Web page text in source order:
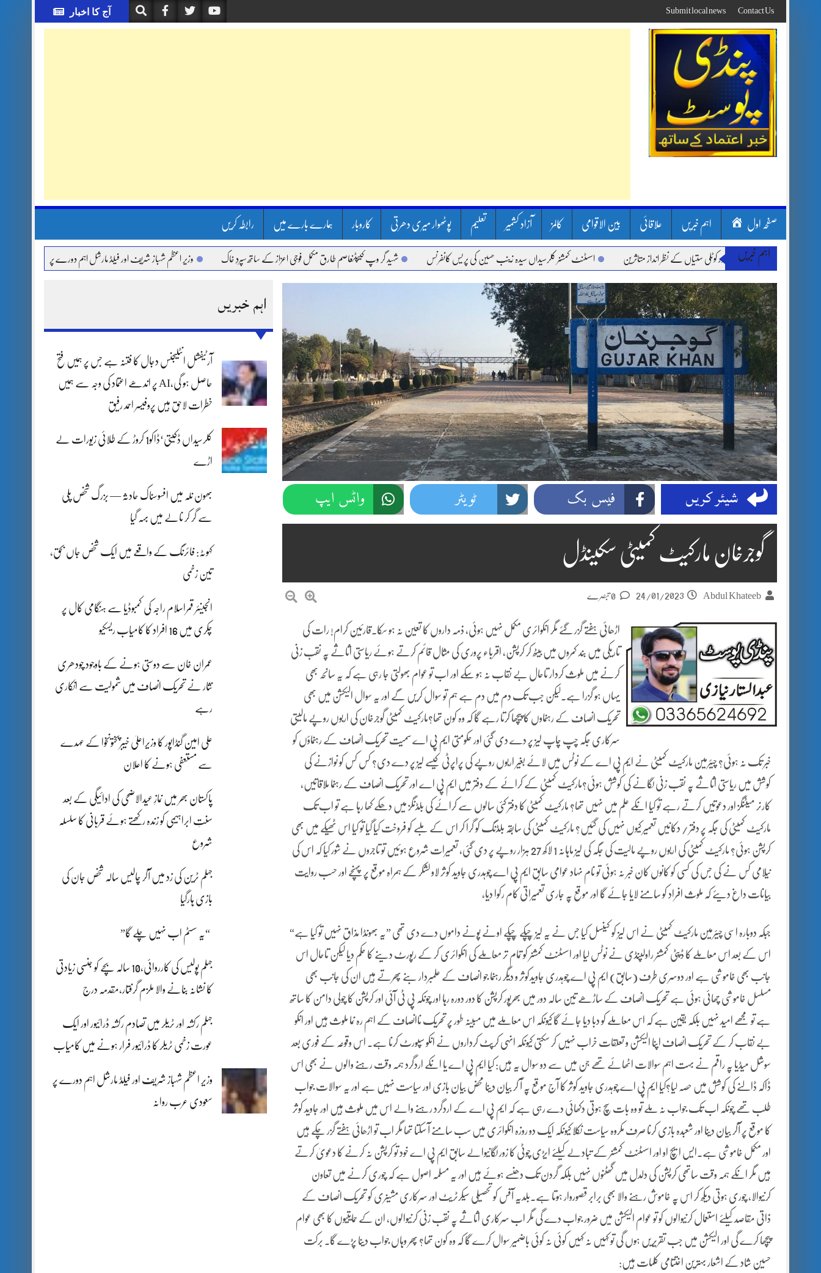
to
content
آج کا اخبار Contact Us
Submit local news
صفحہ اول اہم خبریں علاقائی بین الاقوامی کالمز آزاد کشمیر تعلیم پوٹھوار میری دھرتی کاروبار ہمارے بارے میں رابطہ کریں
اہم خبریں
لینڈ سلائیڈنگ اور کوٹلی ستیاں کے نظر انداز متاثرین اسسٹنٹ کمشنر کلرسیداں سیدہ زینب حسین کی پریس کانفرنس شہید گر وپ کیپٹنعاصم طارق مکمل فوجی اعزاز کے ساتھ سپردِ خاک وزیر اعظم شہباز شریف اور فیلڈ مارشل اہم دورے پر سعودی عرب روانہ
اہم خبریں
آرٹیفشل انٹلیجنس دجال کا فتنہ ہے جس پر ہمیں فتح
حاصل ہو گی،AI پر اندھے اعتماد کی وجہ سے ہمیں
خطرات لاحق ہیں پروفیسر احمد رفیق
کلرسیداں ڈکیتی‘ڈاکو1 کروڑ کے طلائی زیورات لے
اڑے
بھون نلہ میں افسوسناک حادثہ — بزرگ شخص پلی
سے گر کر نالے میں بہہ گیا
کہوٹہ: فائرنگ کے واقعے میں ایک شخص جاں بحق،
تین زخمی
انجینئر قمراسلام راجہ کی کمبوڈیا سے ہنگامی کال پر
چکری میں 16 افراد کا کامیاب ریسکیو
عمران خان سے دوستی ہونے کے باوجود چودھری
نثار نے تحریک انصاف میں شمولیت سے انکاری
رہے
علی امین گنڈاپور کا وزیراعلیٰ خیبرپختونخوا کے عہدے
سے مستعفی ہونے کا اعلان
پاکستان بھر میں نمازِ عیدالاضحی کی ادائیگی کے بعد
سنتِ ابراہیمی کو زندہ رکھتے ہوئے قربانی کا سلسلہ
شروع
جہلم ٹرین کی زد میں آکر چالیس سالہ شخص جان کی
بازی ہارگیا
“یہ سسٹم اب نہیں چلے گا”
جہلم پولیس کی کارروائی،10 سالہ بچے کو جنسی زیادتی
کا نشانہ بنانے والا ملزم گرفتار،مقدمہ درج
جہلم رکشہ اور ٹریلر میں تصادم رکشہ ڈرائیور اور ایک
عورت زخمی ٹریلر کا ڈرائیور فرار ہونے میں کامیاب
وزیر اعظم شہباز شریف اور فیلڈ مارشل اہم دورے پر
سعودی عرب روانہ
شیئر کریں فیس بک ٹویٹر واٹس ایپ
گوجرخان مارکیٹ کمیٹی سکینڈل
Abdul Khateeb
24/01/2023
اڑھائی ہفتے گزر گئے مگر انکوائری مکمل نہیں ہوئی، ذمہ داروں کا تعین نہ ہو سکا۔قارئین کرام! رات کی
تاریکی میں بند کمروں میں بیٹھ کر کرپشن، اقرباء پروری کی مثال قائم کرتے ہوئے ریاستی اثاثے پہ نقب زنی
کرنے میں ملوث کردار تاحال بے نقاب نہ ہو سکے اور اب تو عوام بھولتی جا رہی ہے کہ یہ سانحہ بھی
یہاں ہو گزرا ہے۔لیکن جب تک دم میں دم ہے ہم تو سوال کریں گے اور یہ سوال الیکشن میں بھی
تحریک انصاف کے رہنماوں کا پیچھا کرتا رہے گا کہ وہ کون تھا؟مارکیٹ کمیٹی گوجرخان کی اربوں روپے مالیتی
سرکاری جگہ چپ چاپ لیز پر دے دی گئی اور حکومتی ایم پی اے سمیت تحریک انصاف کے رہنماؤں کو
خبر تک نہ ہوئی؟ چیئرمین مارکیٹ کمیٹی نے ایم پی اے کے نوٹس میں لائے بغیر اربوں روپے کی پراپرٹی کیسے لیز پر دے دی؟ کس کس کو نوازنے کی
کوشش میں ریاستی اثاثے پہ نقب زنی لگانے کی کوشش ہوئی؟مارکیٹ کمیٹی کے کرائے کے دفتر میں ایم پی اے اور تحریک انصاف کے رہنما ملاقاتیں،
کارنر میٹنگز اور دعوتیں کرتے رہے تو کیا انکے علم میں نہیں تھا؟ مارکیٹ کمیٹی کا دفتر کئی سالوں سے کرائے کی بلڈنگز میں دھکے کھا رہا ہے تو اب تک
مارکیٹ کمیٹی کی جگہ پر دفتر / دکانیں تعمیر کیوں نہیں کی گئیں؟ مارکیٹ کمیٹی کی سابقہ بلڈنگ کو گرا کر اس کے ملبے کو فروخت کیا گیا تو کیا اس ٹھیکے میں بھی
کرپشن ہوئی؟ مارکیٹ کمیٹی کی اربوں روپے مالیت کی جگہ کی لیز ماہانہ 1 لاکھ 27 ہزار روپے پر دی گئی، تعمیرات شروع ہوئیں تو تاجروں نے شور کیا کہ اس کی
نیلامی کس نے کی جس کی کسی کو کانوں کان خبر نہ ہوئی تو نام نہاد عوامی سابق ایم پی اے چوہدری جاوید کوثر لاو لشکر کے ہمراہ موقع پر پہنچے اور حسب روایت
بیانات داغ دیئے کہ ملوث افراد کو سامنے لایا جائے گا اور موقع پہ جاری تعمیراتی کام رکوا دیا،
جبکہ دوبارہ اسی چیئرمین مارکیٹ کمیٹی نے اس لیز کو کینسل کیا جس نے یہ لیز چپکے چپکے اونے پونے داموں دے دی تھی ”یہ بھونڈا مذاق نہیں تو کیا ہے“
اس کے بعد اس معاملے کا ڈپٹی کمشنر راولپنڈی نے نوٹس لیا اور اسسٹنٹ کمشنر کو تمام تر معاملے کی انکوائری کر کے رپورٹ دینے کا حکم دیا لیکن تاحال اس
جانب بھی خاموشی ہے اور دوسری طرف (سابق) ایم پی اے چوہدری جاویدکوثر و دیگر رہنما جو انصاف کے علمبردار بنے پھرتے ہیں ان کی جانب بھی
مسلسل خاموشی چھائی ہوئی ہے تحریک انصاف کے ساڑھے تین سالہ دور میں بھرپور کرپشن کا دور دورہ رہا اور چونکہ پی ٹی آئی اور کرپشن کا چولی دامن کا ساتھ
ہے تو مجھے امید نہیں بلکہ یقین ہے کہ اس معاملے کو دبا دیا جائے گا کیونکہ اس معاملے میں مبینہ طور پر تحریک ناانصاف کے اہم رہ نما ملوث ہیں اور انکو
بے نقاب کر کے تحریک انصاف اپنا الیکشن و تعلقات خراب نہیں کر سکتی کیونکہ انہی کرپٹ کرداروں نے انکو سپورٹ کرنا ہے۔ اس وقوعہ کے فوری بعد
سوشل میڈیا پہ راقم نے بہت اہم سوالات اٹھائے تھے جن میں سے دو سوال یہ ہیں: کیا ایم پی اے یا انکے اردگرد ہمہ وقت رہنے والوں نے بھی اس
ڈاکہ ڈالنے کی کوشش میں حصہ لیا؟کیا ایم پی اے چوہدری جاوید کوثر کا آج موقع پہ آ کر بیان دینا محض بیان بازی اور سیاست نہیں ہے اور یہ سوالات جواب
طلب تھے چونکہ اب تک جواب نہ ملے تو وہ بات سچ ہوتی دکھائی دے رہی ہے کہ ایم پی اے کے اردگرد رہنے والے اس میں ملوث ہیں اور جاوید کوثر
کا موقع پر آکر بیان دینا اور شعبدہ بازی کرنا صرف مکروہ سیاست نکلا کیونکہ ایک دو روزہ انکوائری میں سب سامنے آ سکتا تھا مگر اب تو اڑھائی ہفتے گزر چکے ہیں
اور مکمل خاموشی ہے۔ایس ایچ او اور اسسٹنٹ کمشنر کے تبادلے کیلئے ایڑی چوٹی کا زور لگانیوالے سابق ایم پی اے خود تو کرپشن نہ کرنے کا دعویٰ کرتے
ہیں مگر انکے ہمہ وقت ساتھی کرپشن کی دلدل میں گھٹنوں نہیں بلکہ گردن تک دھنسے ہوئے ہیں اور یہ مسلمہ اصول ہے کہ چوری کرنے میں تعاون
کرنیوالا، چوری ہوتی دیکھ کر اس پہ خاموش رہنے والا بھی برابر قصوروار ہوتا ہے۔بلدیہ آفس کو تحصیلی سیکرٹریٹ اور سرکاری مشینری کو تحریک انصاف کے
ذاتی مقاصد کیلئے استعمال کرنیوالوں کو تو عوام الیکشن میں ضرور جواب دے گی مگر اب سرکاری اثاثے پہ نقب زنی کرنیوالوں، ان کے حمایتیوں کا بھی عوام
پیچھا کرے گی اور الیکشن میں جب تقریریں ہوں گی تو کہیں نہ کہیں کوئی نہ کوئی باضمیر سوال کرے گا کہ وہ کون تھا؟ پھر وہاں جواب دینا پڑے گا۔ برکت
حسین شاد کے اشعار بہترین اختتامی کلمات ہیں: